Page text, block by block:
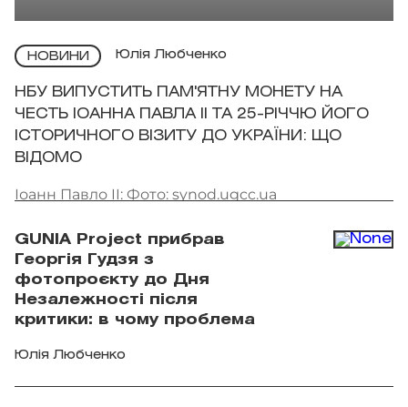
НОВИНИ Юлія Любченко
НБУ ВИПУСТИТЬ ПАМ'ЯТНУ МОНЕТУ НА
ЧЕСТЬ ІОАННА ПАВЛА II ТА 25-РІЧЧЮ ЙОГО
ІСТОРИЧНОГО ВІЗИТУ ДО УКРАЇНИ: ЩО
ВІДОМО
Іоанн Павло II: Фото: synod.ugcc.ua
GUNIA Project прибрав
Георгія Гудзя з
фотопроєкту до Дня
Незалежності після
критики: в чому проблема
Юлія Любченко